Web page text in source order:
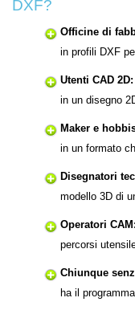
DXF?
Officine di
in profili DXF
Utenti CAD 2D:
in un disegno
Maker e
in un formato
Disegnatori
modello 3D di
Operatori CAM:
percorsi
Chiunque
ha il